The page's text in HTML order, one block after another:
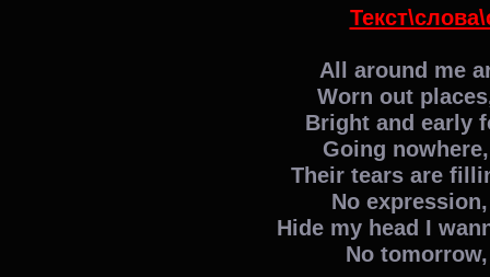
All around me
Worn out
Bright and early
Going
Their tears are
No
Hide my head I
No